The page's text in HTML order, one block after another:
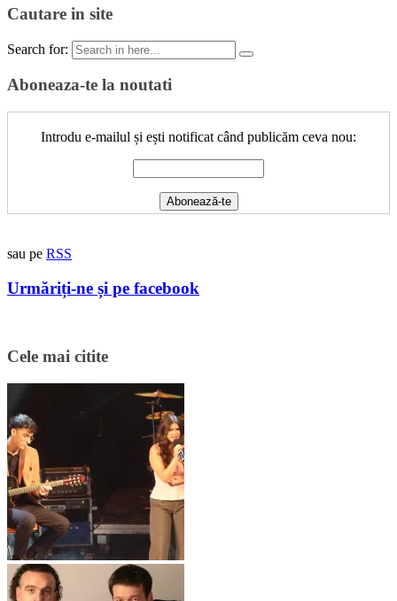
Cautare in site
Search for:
Aboneaza-te la noutati
Introdu e-mailul și ești notificat când publicăm ceva nou:
sau pe RSS
Urmăriți-ne și pe facebook
Cele mai citite